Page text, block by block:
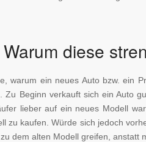
Warum diese
warum ein neues Auto bzw. ein
Zu Beginn verkauft sich ein Auto
lieber auf ein neues Modell
zu kaufen. Würde sich jedoch
dem alten Modell greifen, anstatt